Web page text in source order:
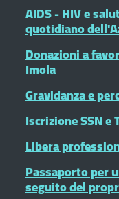
AIDS - HIV e
quotidiano
Donazioni a
Imola
Gravidanza e
Iscrizione SSN e
Libera
Passaporto per
seguito del